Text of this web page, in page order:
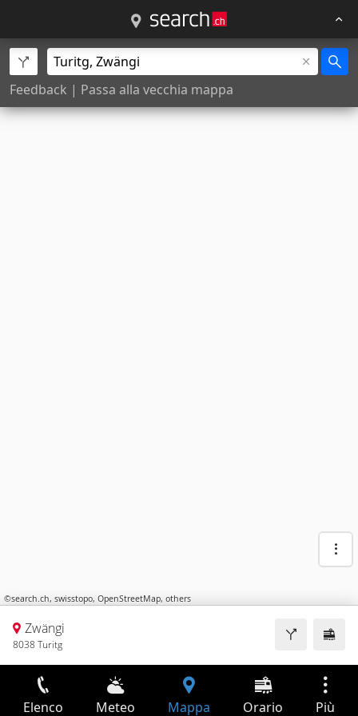
Feedback | Passa alla vecchia mappa
©search.ch, swisstopo, OpenStreetMap, others
Zwängi
8038 Turitg
Elenco Meteo Mappa Orario Più